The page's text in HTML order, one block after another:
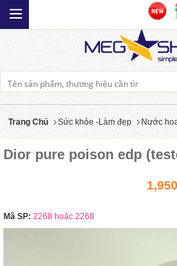
Trang Chủ Sức khỏe -Làm đẹp Nước
Dior pure poison edp
Mã SP: 2268 hoặc 2268